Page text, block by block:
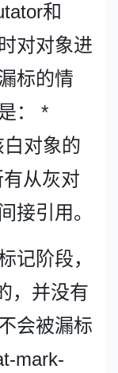
和
对对象进
标的情
： *
对象的
从灰对
接引用。
记阶段，
，并没有
会被漏标
mark-